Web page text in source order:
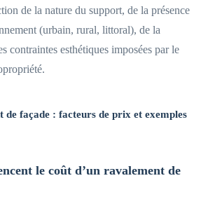
de la nature du support, de la présence
(urbain, rural, littoral), de la
contraintes esthétiques imposées par le
de façade : facteurs de prix et exemples
le coût d’un ravalement de